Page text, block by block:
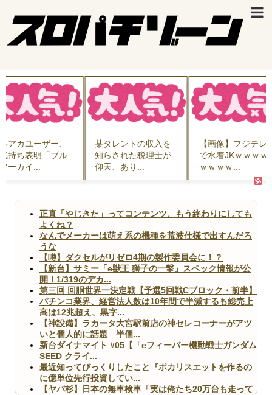
アカユーザー、
持ち表明「ブル
ーカイ...
某タレントの収入を
知らされた税理士が
仰天、あり...
【画像】フジテレ
で水着JKｗｗｗｗ
ｗｗｗｗ...
正直「やじきた」ってコンテンツ、もう終わりにしても
よくね？
なんでメーカーは萌え系の機種を荒波仕様で出すんだろ
うな
【噂】ダクセルがリゼロ4期の製作委員会に！？
【新台】サミー「e獣王 獅子の一撃」スペック情報が公
開！1/319のデカ...
第三回 回胴世界一決定戦【予選5回戦Cブロック・前半】
パチンコ業界、経営法人数は10年間で半減するも総売上
高は12兆超え、黒字...
【神設備】ラカータ大宮駅前店の神セレコーナーがアツ
いと個人的に話題 半個...
新台ダイナマイト #05【「eフィーバー機動戦士ガンダム
SEED クライ...
最近知ってびっくりしたこと『ポカリスエットを作るの
に億単位先行投資してい...
【ヤバ杉】日本の無車検車「実は俺たち20万台も走って